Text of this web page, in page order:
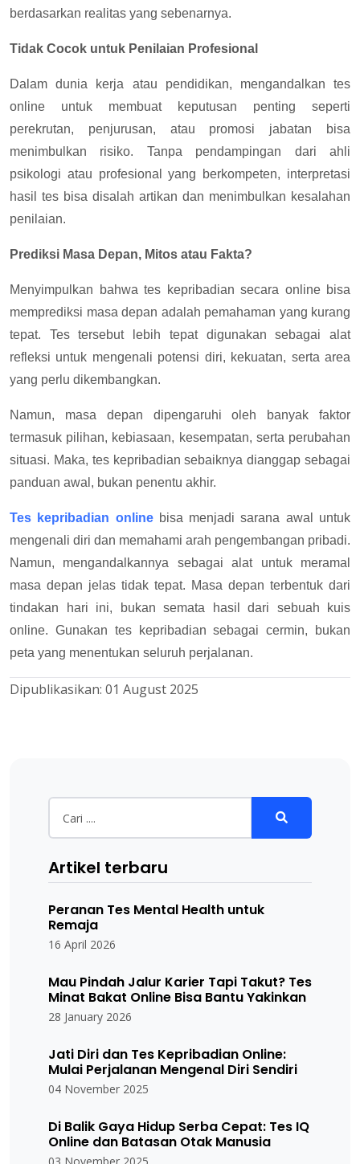
berdasarkan realitas yang sebenarnya.
Tidak Cocok untuk Penilaian Profesional
Dalam dunia kerja atau pendidikan, mengandalkan tes
online untuk membuat keputusan penting seperti
perekrutan, penjurusan, atau promosi jabatan bisa
menimbulkan risiko. Tanpa pendampingan dari ahli
psikologi atau profesional yang berkompeten, interpretasi
hasil tes bisa disalah artikan dan menimbulkan kesalahan
penilaian.
Prediksi Masa Depan, Mitos atau Fakta?
Menyimpulkan bahwa tes kepribadian secara online bisa
memprediksi masa depan adalah pemahaman yang kurang
tepat. Tes tersebut lebih tepat digunakan sebagai alat
refleksi untuk mengenali potensi diri, kekuatan, serta area
yang perlu dikembangkan.
Namun, masa depan dipengaruhi oleh banyak faktor
termasuk pilihan, kebiasaan, kesempatan, serta perubahan
situasi. Maka, tes kepribadian sebaiknya dianggap sebagai
panduan awal, bukan penentu akhir.
Tes kepribadian onlinebisa menjadi sarana awal untuk
mengenali diri dan memahami arah pengembangan pribadi.
Namun, mengandalkannya sebagai alat untuk meramal
masa depan jelas tidak tepat. Masa depan terbentuk dari
tindakan hari ini, bukan semata hasil dari sebuah kuis
online. Gunakan tes kepribadian sebagai cermin, bukan
peta yang menentukan seluruh perjalanan.
Dipublikasikan: 01 August 2025
Artikel terbaru
Peranan Tes Mental Health untuk
Remaja
16 April 2026
Mau Pindah Jalur Karier Tapi Takut? Tes
Minat Bakat Online Bisa Bantu Yakinkan
28 January 2026
Jati Diri dan Tes Kepribadian Online:
Mulai Perjalanan Mengenal Diri Sendiri
04 November 2025
Di Balik Gaya Hidup Serba Cepat: Tes IQ
Online dan Batasan Otak Manusia